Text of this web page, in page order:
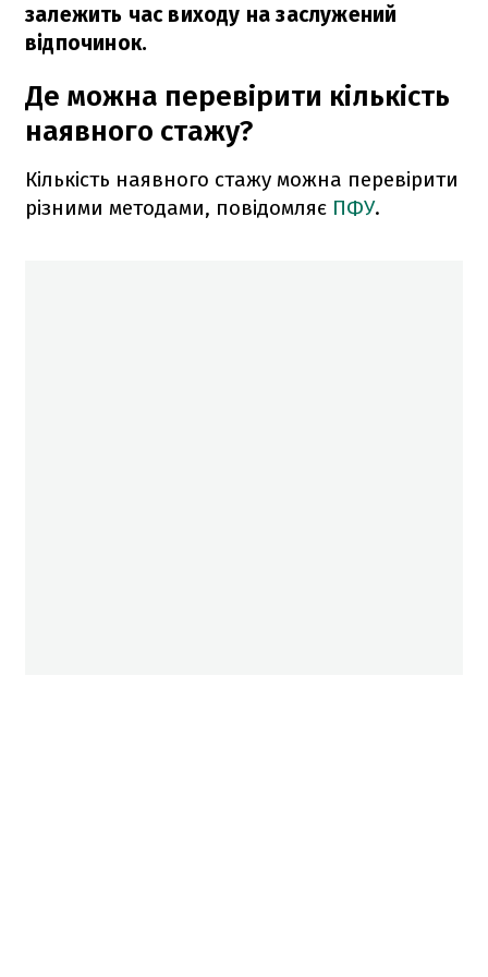
залежить час виходу на заслужений
відпочинок.
Де можна перевірити кількість
наявного стажу?
Кількість наявного стажу можна перевірити
різними методами, повідомляє ПФУ.